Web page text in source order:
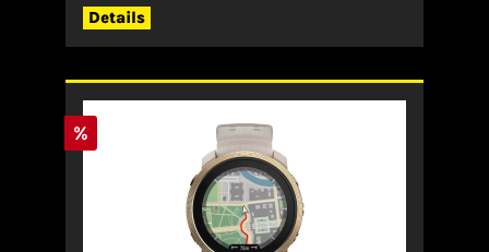
Sportgeräten.Angaben zum Hersteller (EU-
Produktsicherheitsverordnung, GPSR)POLAR
ELEKTRO GMBH/BRDIM SEEGRABEN 164572
deutschland.de
Details
%